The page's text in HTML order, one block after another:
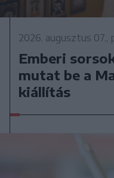
2026. augusztus 07.,
Emberi
mutat be a
kiállítás